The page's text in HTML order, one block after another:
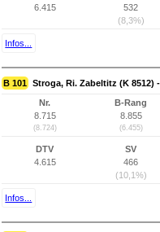
6.415
532
(8,3%)
Infos...
B 101 Stroga, Ri. Zabeltitz (K 8512)
Nr.
8.715
(8.724)
B-Rang
8.855
(6.455)
DTV
4.615
SV
466
(10,1%)
Infos...